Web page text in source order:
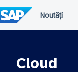
conținutul
Cloud